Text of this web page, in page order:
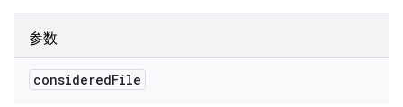
参数
consideredFile